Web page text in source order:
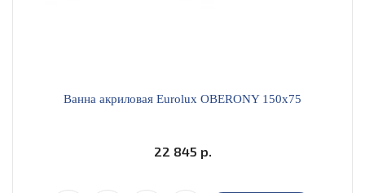
Ванна акриловая Eurolux OBERONY 150х75
22 845 р.